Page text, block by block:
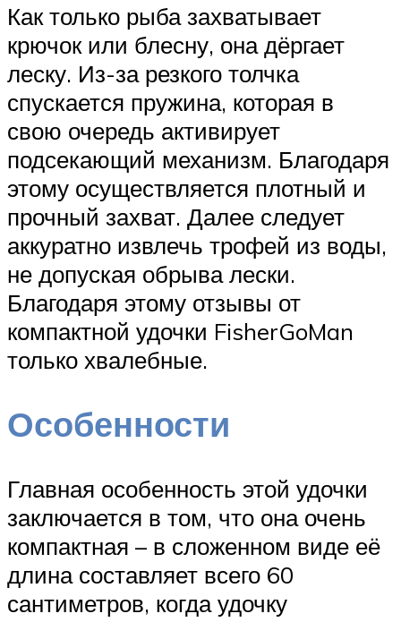
Как только рыба захватывает
крючок или блесну, она дёргает
леску. Из-за резкого толчка
спускается пружина, которая в
свою очередь активирует
подсекающий механизм. Благодаря
этому осуществляется плотный и
прочный захват. Далее следует
аккуратно извлечь трофей из воды,
не допуская обрыва лески.
Благодаря этому отзывы от
компактной удочки FisherGoMan
только хвалебные.
Особенности
Главная особенность этой удочки
заключается в том, что она очень
компактная – в сложенном виде её
длина составляет всего 60
сантиметров, когда удочку